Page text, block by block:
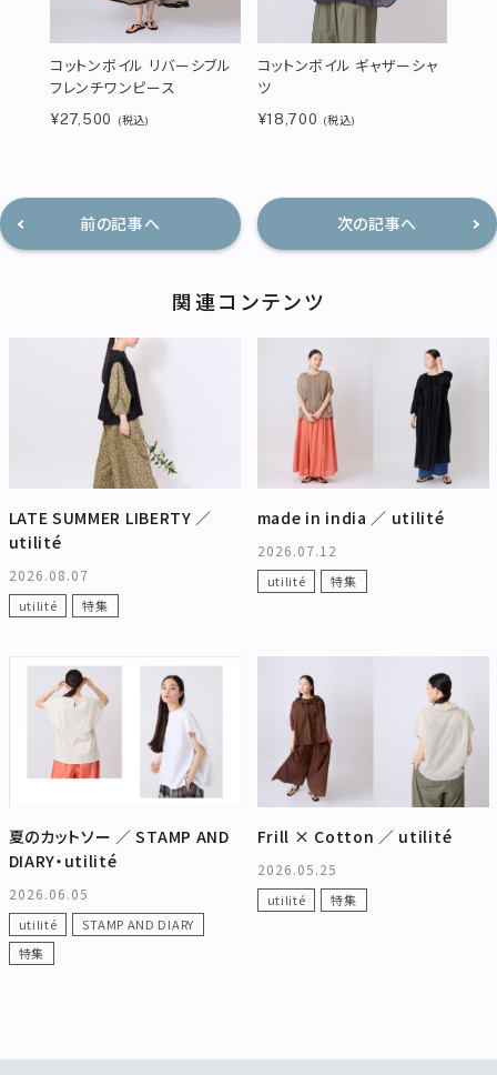
コットンボイル リバーシブル
フレンチワンピース
¥27,500 (税込)
コットンボイル ギャザーシャ
ツ
¥18,700 (税込)
前の記事へ 次の記事へ
関連コンテンツ
LATE SUMMER LIBERTY ／
utilité
2026.08.07
utilité 特集
made in india ／ utilité
2026.07.12
utilité 特集
夏のカットソー ／ STAMP AND
DIARY・utilité
2026.06.05
utilité
STAMP AND DIARY
特集
Frill × Cotton ／ utilité
2026.05.25
utilité 特集